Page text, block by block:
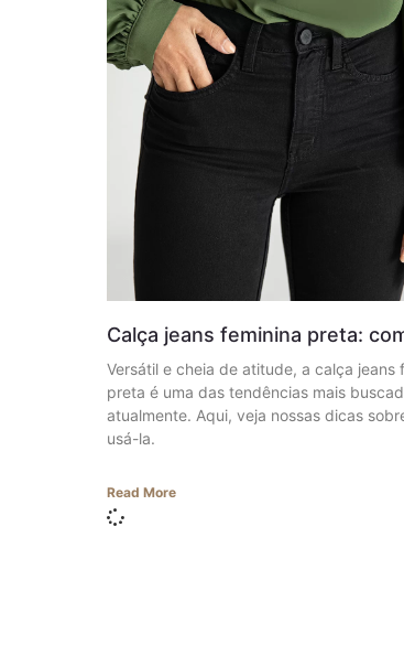
Calça jeans feminina preta:
Versátil e cheia de atitude, a calça jeans
preta é uma das tendências mais
atualmente. Aqui, veja nossas dicas
usá-la.
Read More